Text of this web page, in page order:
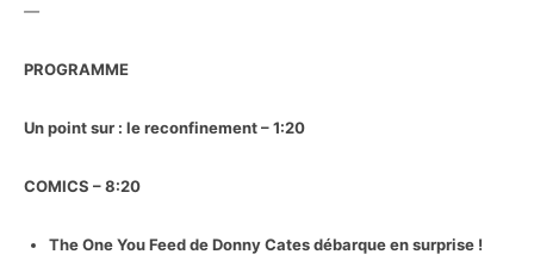
—
PROGRAMME
Un point sur : le reconfinement – 1:20
COMICS – 8:20
The One You Feed de Donny Cates débarque en surprise !